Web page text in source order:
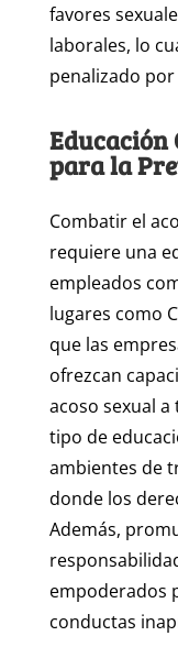
favores
laborales, lo
penalizado por
Educación
para la
Combatir el
requiere una
empleados
lugares como
que las
ofrezcan
acoso sexual
tipo de
ambientes de
donde los
Además,
empoderados
conductas